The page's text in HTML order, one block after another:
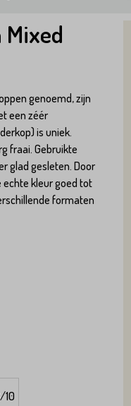
Mixed
genoemd, zijn
een zéér
is uniek.
fraai. Gebruikte
glad gesleten. Door
echte kleur goed tot
formaten
10